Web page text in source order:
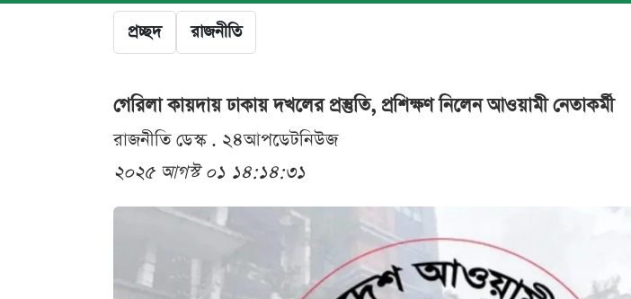
প্রচ্ছদ রাজনীতি
গেরিলা কায়দায় ঢাকায় দখলের প্রস্তুতি, প্রশিক্ষণ নিলেন আওয়ামী নেতাকর্মী
রাজনীতি ডেস্ক . ২৪আপডেটনিউজ
২০২৫ আগস্ট ০১ ১৪:১৪:৩১